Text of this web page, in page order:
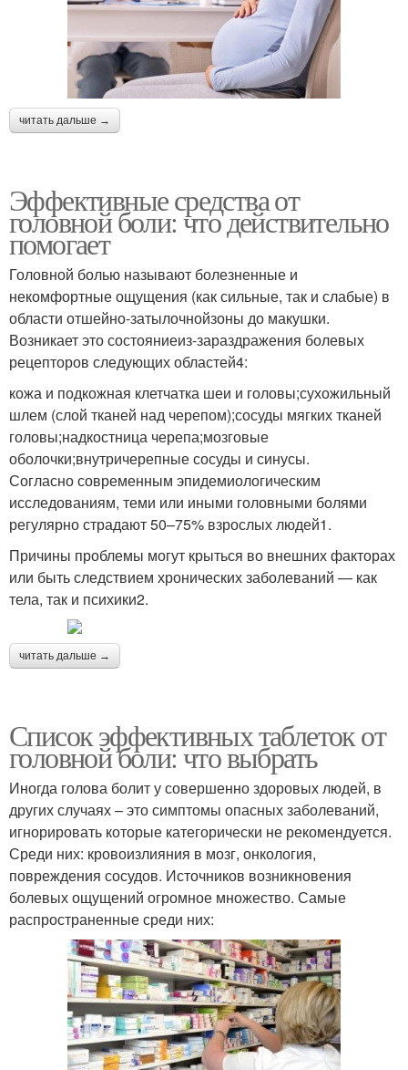
читать дальше →
Эффективные средства от
головной боли: что действительно
помогает
Головной болью называют болезненные и
некомфортные ощущения (как сильные, так и слабые) в
области отшейно-затылочнойзоны до макушки.
Возникает это состояниеиз-зараздражения болевых
рецепторов следующих областей4:
кожа и подкожная клетчатка шеи и головы;сухожильный
шлем (слой тканей над черепом);сосуды мягких тканей
головы;надкостница черепа;мозговые
оболочки;внутричерепные сосуды и синусы.
Согласно современным эпидемиологическим
исследованиям, теми или иными головными болями
регулярно страдают 50–75% взрослых людей1.
Причины проблемы могут крыться во внешних факторах
или быть следствием хронических заболеваний — как
тела, так и психики2.
читать дальше →
Список эффективных таблеток от
головной боли: что выбрать
Иногда голова болит у совершенно здоровых людей, в
других случаях – это симптомы опасных заболеваний,
игнорировать которые категорически не рекомендуется.
Среди них: кровоизлияния в мозг, онкология,
повреждения сосудов. Источников возникновения
болевых ощущений огромное множество. Самые
распространенные среди них: